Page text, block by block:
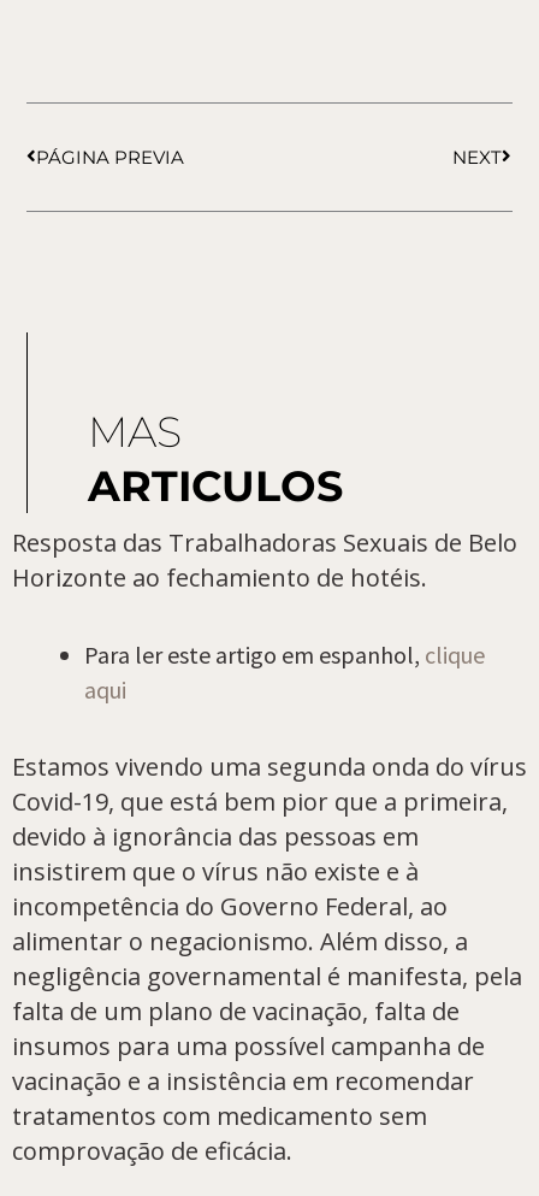
PÁGINA PREVIA NEXT
MAS
ARTICULOS
Resposta das Trabalhadoras Sexuais de Belo
Horizonte ao fechamiento de hotéis.
Para ler este artigo em espanhol, clique
aqui
Estamos vivendo uma segunda onda do vírus
Covid-19, que está bem pior que a primeira,
devido à ignorância das pessoas em
insistirem que o vírus não existe e à
incompetência do Governo Federal, ao
alimentar o negacionismo. Além disso, a
negligência governamental é manifesta, pela
falta de um plano de vacinação, falta de
insumos para uma possível campanha de
vacinação e a insistência em recomendar
tratamentos com medicamento sem
comprovação de eficácia.